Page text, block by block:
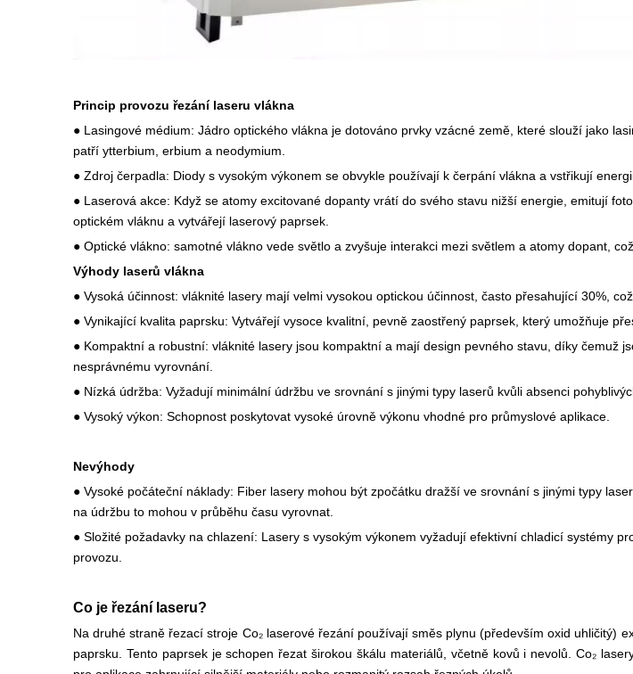
Princip provozu řezání laseru vlákna
● Lasingové médium: Jádro optického vlákna je dotováno prvky vzácné země, které slouží jako
patří ytterbium, erbium a neodymium.
● Zdroj čerpadla: Diody s vysokým výkonem se obvykle používají k čerpání vlákna a vstřikují
● Laserová akce: Když se atomy excitované dopanty vrátí do svého stavu nižší energie, emitují
optickém vláknu a vytvářejí laserový paprsek.
● Optické vlákno: samotné vlákno vede světlo a zvyšuje interakci mezi světlem a atomy dopant,
Výhody laserů vlákna
● Vysoká účinnost: vláknité lasery mají velmi vysokou optickou účinnost, často přesahující 30%,
● Vynikající kvalita paprsku: Vytvářejí vysoce kvalitní, pevně zaostřený paprsek, který umožňuje
● Kompaktní a robustní: vláknité lasery jsou kompaktní a mají design pevného stavu, díky čemuž
nesprávnému vyrovnání.
● Nízká údržba: Vyžadují minimální údržbu ve srovnání s jinými typy laserů kvůli absenci
● Vysoký výkon: Schopnost poskytovat vysoké úrovně výkonu vhodné pro průmyslové aplikace.
Nevýhody
● Vysoké počáteční náklady: Fiber lasery mohou být zpočátku dražší ve srovnání s jinými typy
na údržbu to mohou v průběhu času vyrovnat.
● Složité požadavky na chlazení: Lasery s vysokým výkonem vyžadují efektivní chladicí systémy
provozu.
Co je řezání laseru?
Na druhé straně řezací stroje Co₂ laserové řezání používají směs plynu (především oxid uhličitý)
paprsku. Tento paprsek je schopen řezat širokou škálu materiálů, včetně kovů i nevolů. Co₂